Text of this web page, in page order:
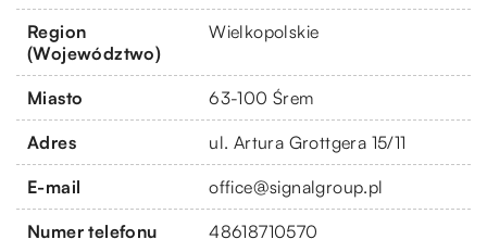
Region
(Województwo)
Wielkopolskie
Miasto 63-100 Śrem
Adres ul. Artura Grottgera 15/11
E-mail office@signalgroup.pl
Numer telefonu 48618710570